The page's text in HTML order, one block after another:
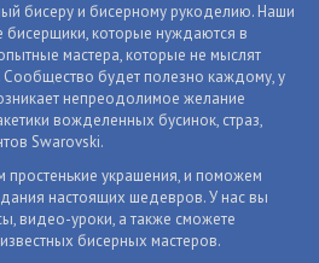
бисеру и бисерному рукоделию. Наши
которые нуждаются в
мастера, которые не мыслят
Сообщество будет полезно каждому, у
непреодолимое желание
вожделенных бусинок, страз,
Swarovski.
простенькие украшения, и поможем
настоящих шедевров. У нас вы
видео-уроки, а также сможете
бисерных мастеров.